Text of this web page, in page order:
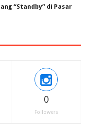
“Standby” di Pasar
0
Followers